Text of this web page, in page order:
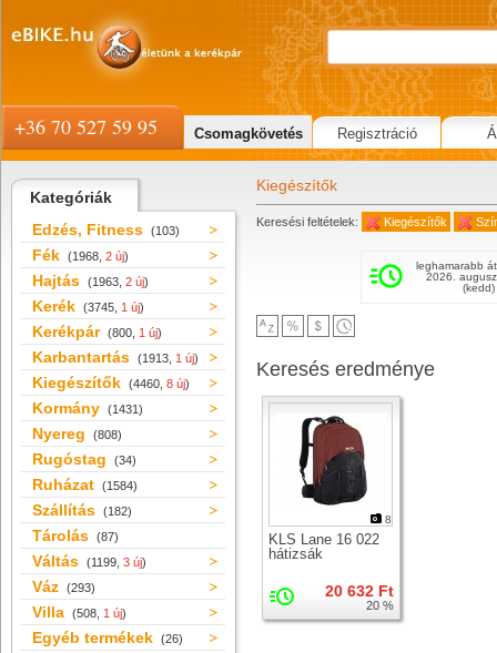
Kategóriák
Edzés, Fitness (103)
Fék (1968, 2 új)
Hajtás (1963, 2 új)
Kerék (3745, 1 új)
Kerékpár (800, 1 új)
Karbantartás (1913, 1 új)
Kiegészítők (4460, 8 új)
Kormány (1431)
Nyereg (808)
Rugóstag (34)
Ruházat (1584)
Szállítás (182)
Tárolás (87)
Váltás (1199, 3 új)
Váz (293)
Villa (508, 1 új)
Egyéb termékek (26)
Kiegészítők
Keresési feltételek: Kiegészítők
leghamarabb
2026.
(kedd)
Keresés eredménye
8
KLS Lane 16 022
hátizsák
20 632 Ft
20 %
+36 70 527 59 95 Csomagkövetés Regisztráció